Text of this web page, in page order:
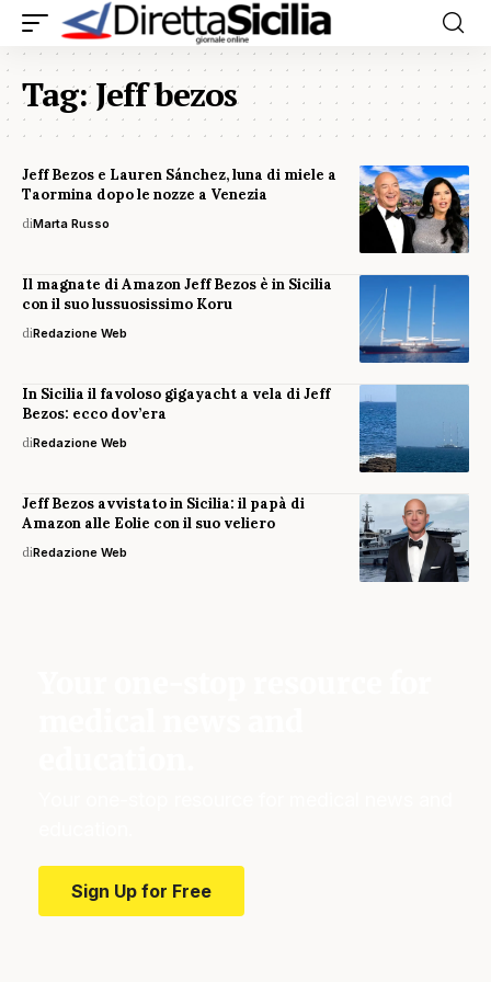
Tag:Jeff bezos
Jeff Bezos e Lauren Sánchez, luna di miele a
Taormina dopo le nozze a Venezia
diMarta Russo
Il magnate di Amazon Jeff Bezos è in Sicilia
con il suo lussuosissimo Koru
diRedazione Web
In Sicilia il favoloso gigayacht a vela di Jeff
Bezos: ecco dov’era
diRedazione Web
Jeff Bezos avvistato in Sicilia: il papà di
Amazon alle Eolie con il suo veliero
diRedazione Web
Sign Up for Free